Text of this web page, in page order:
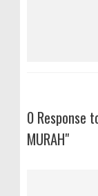
0 Response
MURAH"